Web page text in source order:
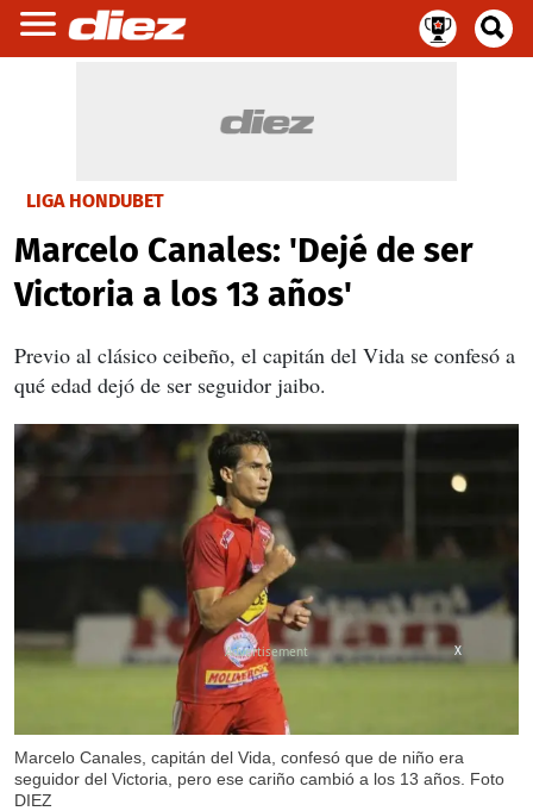
LIGA HONDUBET
Marcelo Canales: 'Dejé de ser
Victoria a los 13 años'
Previo al clásico ceibeño, el capitán del Vida se confesó a
qué edad dejó de ser seguidor jaibo.
Marcelo Canales, capitán del Vida, confesó que de niño era
seguidor del Victoria, pero ese cariño cambió a los 13 años. Foto
DIEZ
X